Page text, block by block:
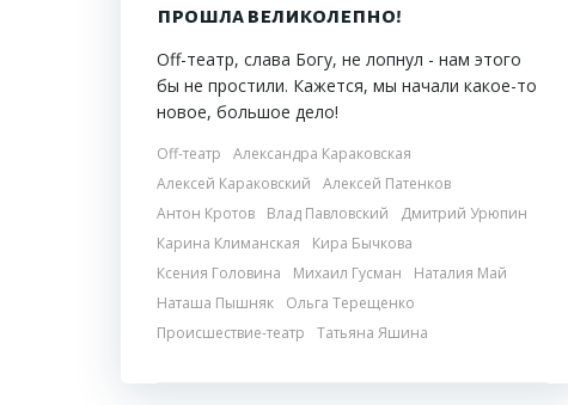
прошла великолепно!
Off-театр, слава Богу, не лопнул - нам этого
бы не простили. Кажется, мы начали какое-то
новое, большое дело!
Off-театр
Александра Караковская
Алексей Караковский
Алексей Патенков
Антон Кротов
Влад Павловский
Дмитрий Урюпин
Карина Климанская
Кира Бычкова
Ксения Головина
Михаил Гусман
Наталия Май
Наташа Пышняк
Ольга Терещенко
Происшествие-театр
Татьяна Яшина